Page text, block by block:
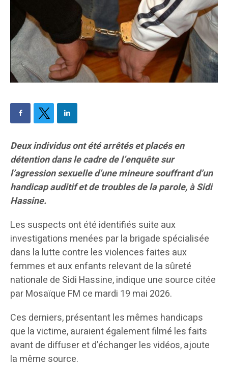
Deux individus ont été arrêtés et placés en
détention dans le cadre de l’enquête sur
l’agression sexuelle d’une mineure souffrant d’un
handicap auditif et de troubles de la parole, à Sidi
Hassine.
Les suspects ont été identifiés suite aux
investigations menées par la brigade spécialisée
dans la lutte contre les violences faites aux
femmes et aux enfants relevant de la sûreté
nationale de Sidi Hassine, indique une source citée
par Mosaïque FM ce mardi 19 mai 2026.
Ces derniers, présentant les mêmes handicaps
que la victime, auraient également filmé les faits
avant de diffuser et d’échanger les vidéos, ajoute
la même source.